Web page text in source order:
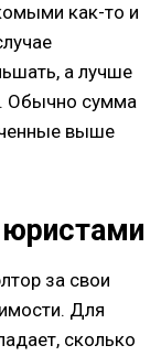
как-то и
а лучше
Обычно сумма
выше
юристами
за свои
Для
сколько